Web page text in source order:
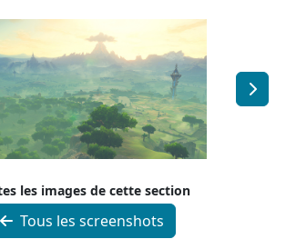
les images de cette section
Tous les screenshots